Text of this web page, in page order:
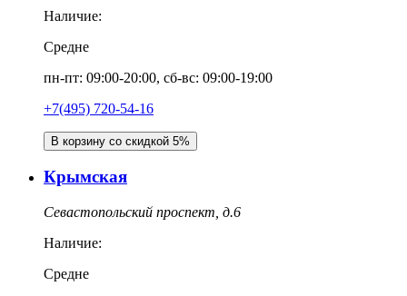
Наличие:
Средне
пн-пт: 09:00-20:00, сб-вс: 09:00-19:00
+7(495) 720-54-16
В корзину со скидкой 5%
Крымская
Севастопольский проспект, д.6
Наличие:
Средне